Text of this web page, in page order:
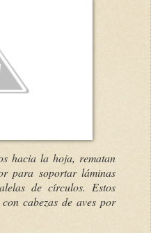
hacia la hoja, rematan
para soportar láminas
de círculos. Estos
cabezas de aves por